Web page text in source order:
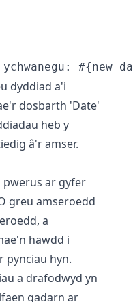
dyddiad a'i
dosbarth 'Date'
heb y
â'r amser.
pwerus ar gyfer
greu amseroedd
a
hawdd i
pynciau hyn.
a drafodwyd yn
gadarn ar